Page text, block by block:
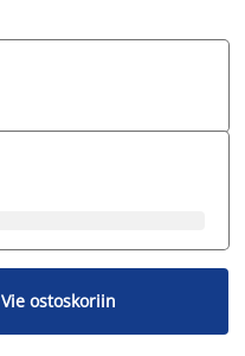
Vie ostoskoriin